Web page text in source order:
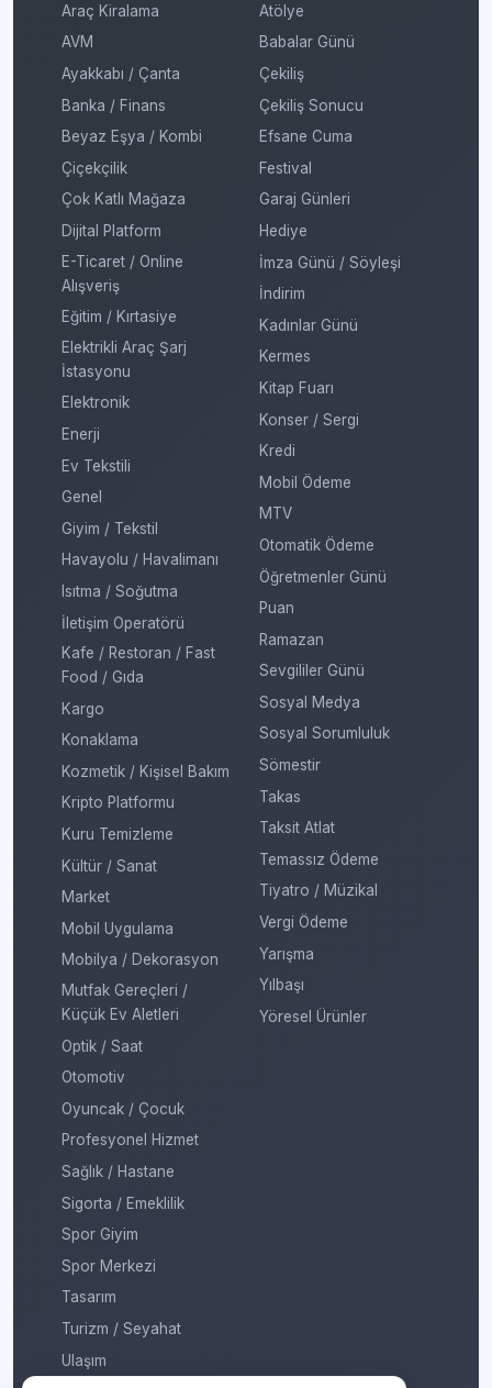
Araç Kiralama
AVM
Ayakkabı / Çanta
Banka / Finans
Beyaz Eşya / Kombi
Çiçekçilik
Çok Katlı Mağaza
Dijital Platform
E-Ticaret / Online
Alışveriş
Eğitim / Kırtasiye
Elektrikli Araç Şarj
İstasyonu
Elektronik
Enerji
Ev Tekstili
Genel
Giyim / Tekstil
Havayolu / Havalimanı
Isıtma / Soğutma
İletişim Operatörü
Kafe / Restoran / Fast
Food / Gıda
Kargo
Konaklama
Kozmetik / Kişisel Bakım
Kripto Platformu
Kuru Temizleme
Kültür / Sanat
Market
Mobil Uygulama
Mobilya / Dekorasyon
Mutfak Gereçleri /
Küçük Ev Aletleri
Optik / Saat
Otomotiv
Oyuncak / Çocuk
Profesyonel Hizmet
Sağlık / Hastane
Sigorta / Emeklilik
Spor Giyim
Spor Merkezi
Tasarım
Turizm / Seyahat
Ulaşım
Atölye
Babalar Günü
Çekiliş
Çekiliş Sonucu
Efsane Cuma
Festival
Garaj Günleri
Hediye
İmza Günü / Söyleşi
İndirim
Kadınlar Günü
Kermes
Kitap Fuarı
Konser / Sergi
Kredi
Mobil Ödeme
MTV
Otomatik Ödeme
Öğretmenler Günü
Puan
Ramazan
Sevgililer Günü
Sosyal Medya
Sosyal Sorumluluk
Sömestir
Takas
Taksit Atlat
Temassız Ödeme
Tiyatro / Müzikal
Vergi Ödeme
Yarışma
Yılbaşı
Yöresel Ürünler